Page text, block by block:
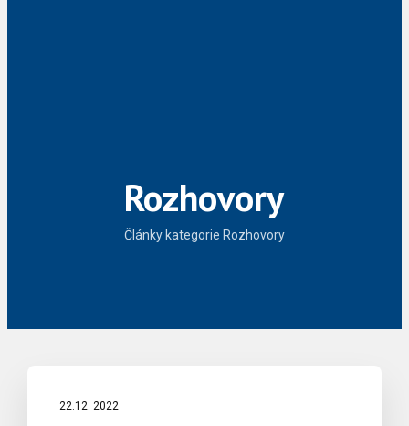
Rozhovory
Články kategorie Rozhovory
22.12. 2022